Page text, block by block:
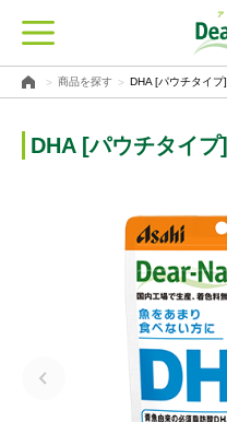
商品を探す DHA [パウチタイプ]
DHA [パウチタイプ]